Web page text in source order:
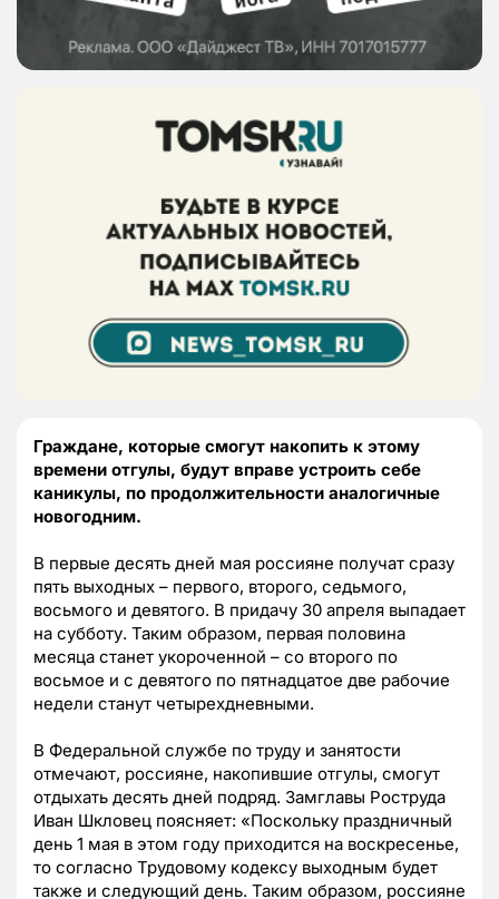
Граждане, которые смогут накопить к этому
времени отгулы, будут вправе устроить себе
каникулы, по продолжительности аналогичные
новогодним.
В первые десять дней мая россияне получат сразу
пять выходных – первого, второго, седьмого,
восьмого и девятого. В придачу 30 апреля выпадает
на субботу. Таким образом, первая половина
месяца станет укороченной – со второго по
восьмое и с девятого по пятнадцатое две рабочие
недели станут четырехдневными.
В Федеральной службе по труду и занятости
отмечают, россияне, накопившие отгулы, смогут
отдыхать десять дней подряд. Замглавы Роструда
Иван Шкловец поясняет: «Поскольку праздничный
день 1 мая в этом году приходится на воскресенье,
то согласно Трудовому кодексу выходным будет
также и следующий день. Таким образом, россияне